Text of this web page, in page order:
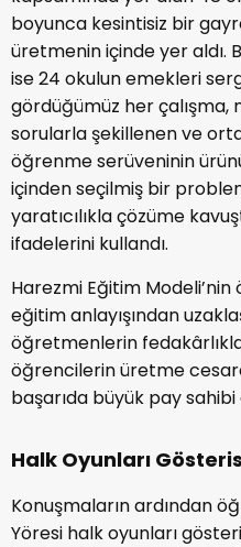
boyunca kesintisiz bir
üretmenin içinde yer aldı.
ise 24 okulun emekleri
gördüğümüz her çalışma,
sorularla şekillenen ve
öğrenme serüveninin
içinden seçilmiş bir
yaratıcılıkla çözüme
ifadelerini kullandı.
Harezmi Eğitim
eğitim anlayışından
öğretmenlerin
öğrencilerin üretme
başarıda büyük pay
Halk Oyunları
Konuşmaların ardından
Yöresi halk oyunları